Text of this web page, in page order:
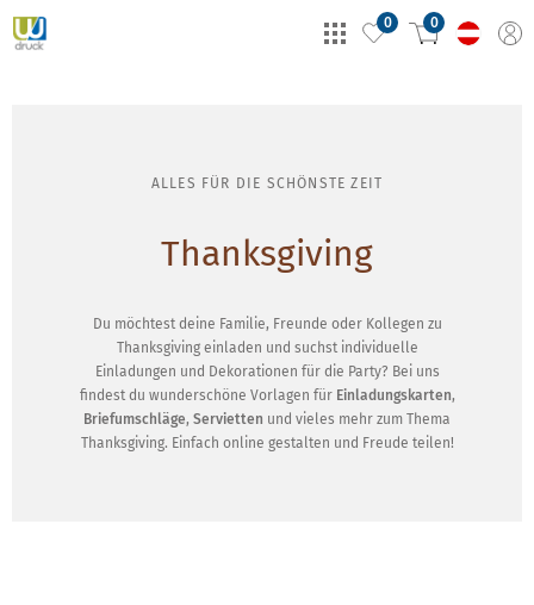
0 0
ALLES FÜR DIE SCHÖNSTE ZEIT
Thanksgiving
Du möchtest deine Familie, Freunde oder Kollegen zu
Thanksgiving einladen und suchst individuelle
Einladungen und Dekorationen für die Party? Bei uns
findest du wunderschöne Vorlagen für Einladungskarten,
Briefumschläge, Servietten und vieles mehr zum Thema
Thanksgiving. Einfach online gestalten und Freude teilen!